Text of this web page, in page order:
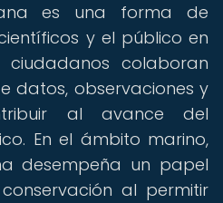
es una forma de
y el público en
colaboran
datos, observaciones y
al avance del
En el ámbito marino,
desempeña un papel
al permitir